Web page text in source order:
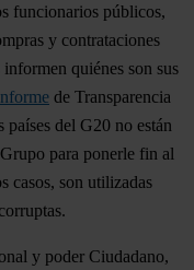
funcionarios públicos,
y contrataciones
quiénes son sus
de Transparencia
del G20 no están
para ponerle fin al
casos, son utilizadas
y poder Ciudadano,